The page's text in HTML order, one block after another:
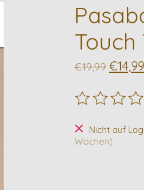
€19,99 €14,99
Die
Nicht auf
Wochen)